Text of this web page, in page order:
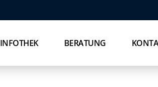
INFOTHEK BERATUNG